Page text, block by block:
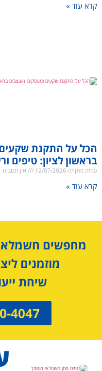
קרא עוד »
הכל על התקנת
בראשון לציון: טיפים
עמית מתן אין תגובות
קרא עוד »
מחפשים חשמלאי
מוזמנים
שיחת
4047